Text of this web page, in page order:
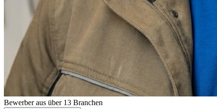
Bewerber aus über 13 Branchen